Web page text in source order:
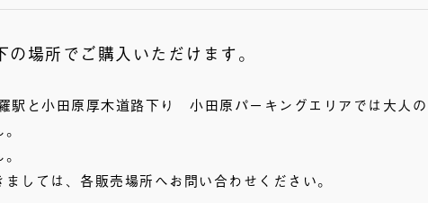
場所でご購入いただけます。
駅と小田原厚木道路下り 小田原パーキングエリアでは大人
しては、各販売場所へお問い合わせください。